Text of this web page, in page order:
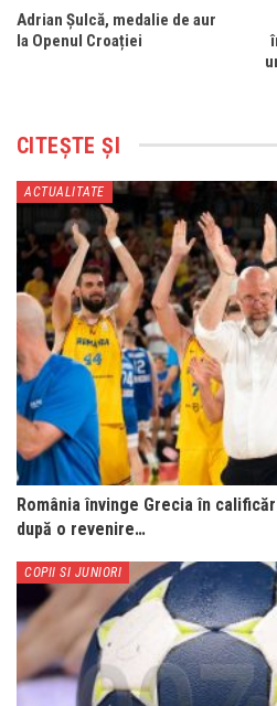
Adrian Şulcă, medalie de aur
la Openul Croației
CITEȘTE ȘI
ACTUALITATE
România învinge Grecia în
după o revenire…
COPII SI JUNIORI